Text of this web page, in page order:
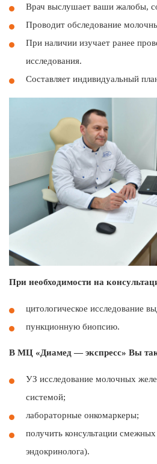
Врач выслушает ваши жалобы,
Проводит обследование
При наличии изучает ранее
исследования.
Составляет индивидуальный
При необходимости на
цитологическое исследование
пункционную биопсию.
В МЦ «Диамед — экспресс» Вы
УЗ исследование молочных
системой;
лабораторные онкомаркеры;
получить консультации смежных
эндокринолога).